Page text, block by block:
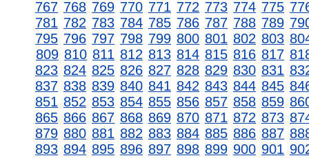
767 768 769 770 771 772 773 774 775
781 782 783 784 785 786 787 788 789
795 796 797 798 799 800 801 802 803
809 810 811 812 813 814 815 816 817
823 824 825 826 827 828 829 830 831
837 838 839 840 841 842 843 844 845
851 852 853 854 855 856 857 858 859
865 866 867 868 869 870 871 872 873
879 880 881 882 883 884 885 886 887
893 894 895 896 897 898 899 900 901